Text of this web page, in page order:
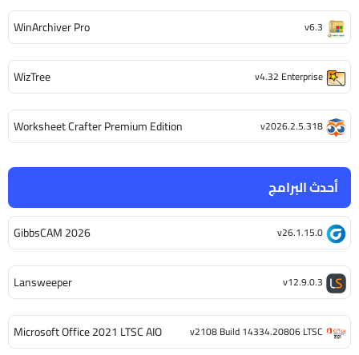
أحدث البرامج
GibbsCAM 2026 v26.1.15.0
Lansweeper v12.9.0.3
Microsoft Office 2021 LTSC AIO v2108 Build 14334.20806 LTSC
WinArchiver Pro v6.3
WizTree v4.32 Enterprise
Worksheet Crafter Premium Edition v2026.2.5.318